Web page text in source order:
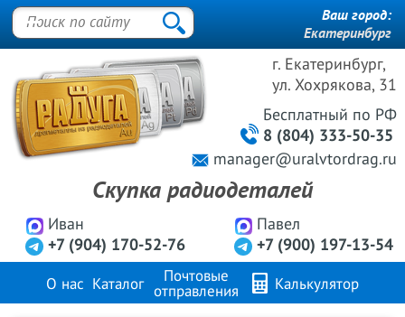
г. Екатеринбург,
ул. Хохрякова, 31
Иван
+7 (904) 170-52-76
Павел
+7 (900) 197-13-54
Бесплатный по РФ
8 (804) 333-50-35
manager@uralvtordrag.ru
Скупка радиодеталей
Ваш город:
Екатеринбург
О нас Каталог
Почтовые
отправления
Калькулятор